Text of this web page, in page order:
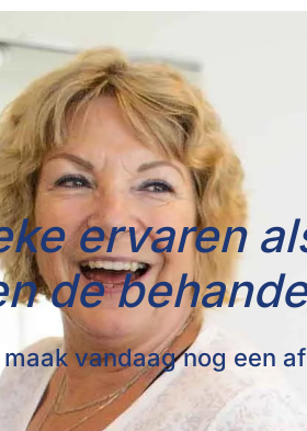
ervaren
de
vandaag nog een